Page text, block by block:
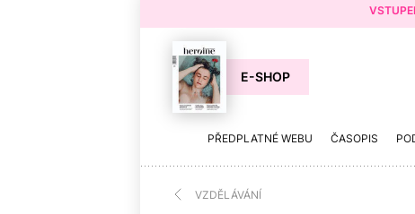
E-SHOP
PŘEDPLATNÉ WEBU ČASOPIS
VZDĚLÁVÁNÍ